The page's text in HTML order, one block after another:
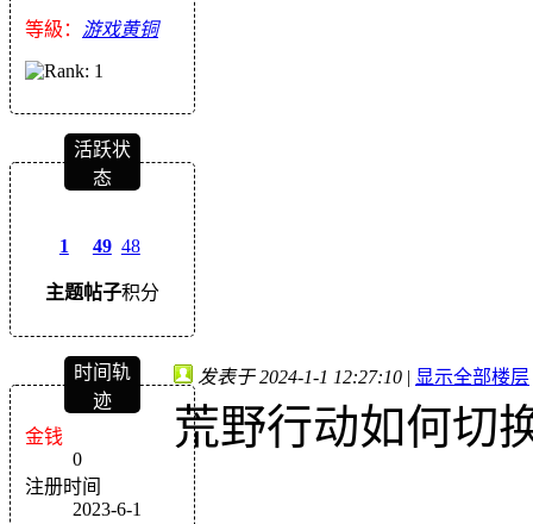
等級： 游戏黄铜
活跃状
态
1
主题
49
帖子
48
积分
时间轨
迹
金钱
0
注册时间
2023-6-1
发表于 2024-1-1 12:27:10 | 显示全部楼层
荒野行动如何切